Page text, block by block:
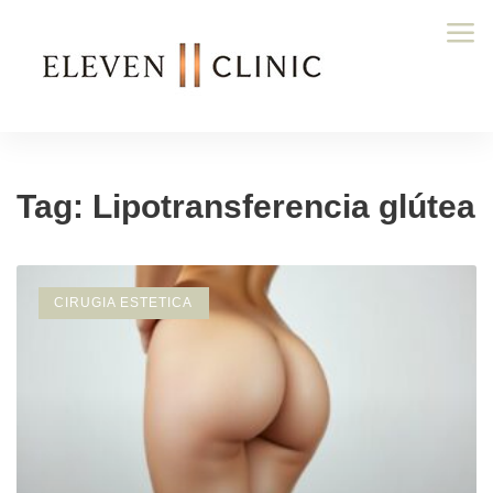
Tag: Lipotransferencia glútea
CIRUGIA ESTETICA